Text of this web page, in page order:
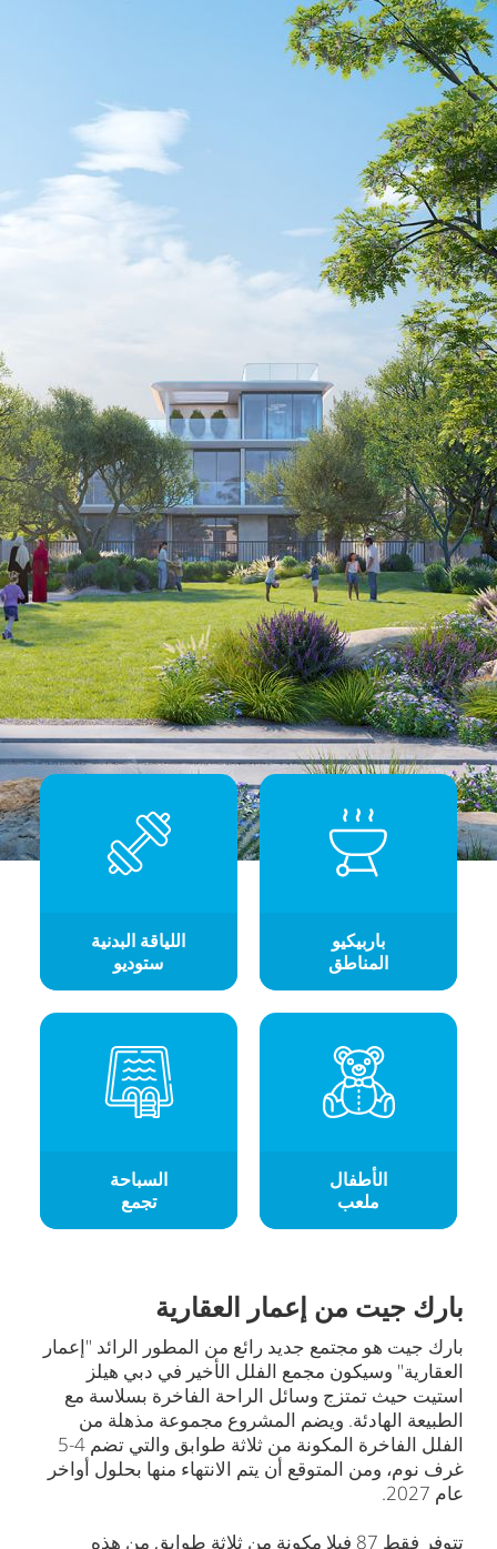
اللياقة البدنية
ستوديو
باربيكيو
المناطق
السباحة
تجمع
الأطفال
ملعب
بارك جيت من إعمار العقارية
بارك جيت هو مجتمع جديد رائع من المطور الرائد "إعمار
العقارية" وسيكون مجمع الفلل الأخير في دبي هيلز
استيت حيث تمتزج وسائل الراحة الفاخرة بسلاسة مع
الطبيعة الهادئة. ويضم المشروع مجموعة مذهلة من
الفلل الفاخرة المكونة من ثلاثة طوابق والتي تضم 4-5
غرف نوم، ومن المتوقع أن يتم الانتهاء منها بحلول أواخر
عام 2027.
تتوفر فقط 87 فيلا مكونة من ثلاثة طوابق من هذه